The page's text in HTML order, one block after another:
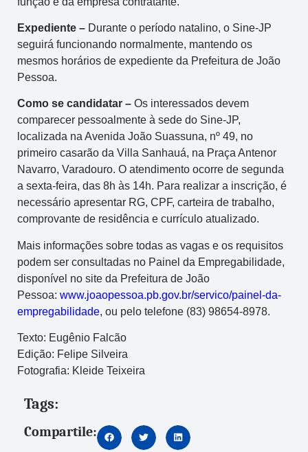
Expediente – Durante o período natalino, o Sine-JP
seguirá funcionando normalmente, mantendo os
mesmos horários de expediente da Prefeitura de João
Pessoa.
Como se candidatar – Os interessados devem
comparecer pessoalmente à sede do Sine-JP,
localizada na Avenida João Suassuna, nº 49, no
primeiro casarão da Villa Sanhauá, na Praça Antenor
Navarro, Varadouro. O atendimento ocorre de segunda
a sexta-feira, das 8h às 14h. Para realizar a inscrição, é
necessário apresentar RG, CPF, carteira de trabalho,
comprovante de residência e currículo atualizado.
Mais informações sobre todas as vagas e os requisitos
podem ser consultadas no Painel da Empregabilidade,
disponível no site da Prefeitura de João
Pessoa: www.joaopessoa.pb.gov.br/servico/painel-da-
empregabilidade, ou pelo telefone (83) 98654-8978.
Texto: Eugênio Falcão
Edição: Felipe Silveira
Fotografia: Kleide Teixeira
Tags:
Compartile: